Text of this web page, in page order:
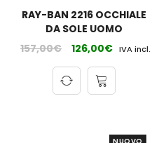
RAY-BAN 2216 OCCHIALE
DA SOLE UOMO
157,00€ 126,00€ IVA incl.